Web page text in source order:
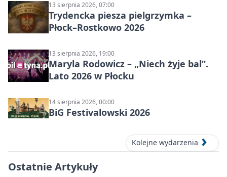
13 sierpnia 2026, 07:00
Trydencka piesza pielgrzymka –
Płock–Rostkowo 2026
13 sierpnia 2026, 19:00
Maryla Rodowicz – „Niech żyje bal”.
Lato 2026 w Płocku
14 sierpnia 2026, 00:00
BiG Festivalowski 2026
Kolejne wydarzenia
Ostatnie Artykuły